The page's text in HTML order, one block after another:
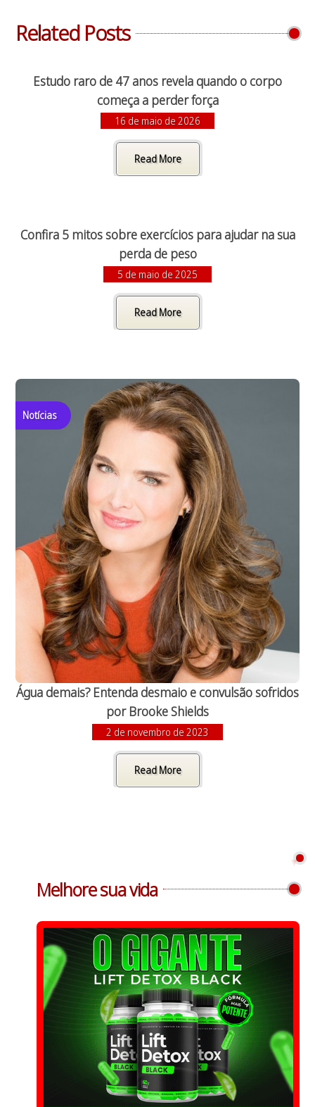
Related Posts
Estudo raro de 47 anos revela quando o corpo
começa a perder força
16 de maio de 2026
Read More
Confira 5 mitos sobre exercícios para ajudar na sua
perda de peso
5 de maio de 2025
Read More
Notícias
Água demais? Entenda desmaio e convulsão sofridos
por Brooke Shields
2 de novembro de 2023
Read More
Melhore sua vida